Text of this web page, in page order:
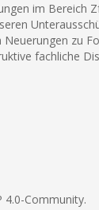
im Bereich
zu
fachliche
4.0-Community.